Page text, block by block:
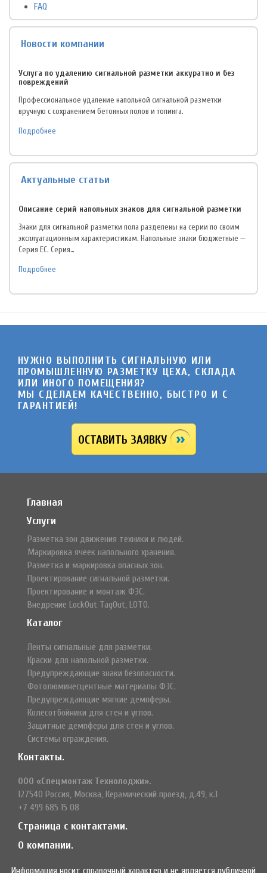
FAQ
Новости компании
Услуга по удалению сигнальной разметки аккуратно и без
повреждений
Профессиональное удаление напольной сигнальной разметки
вручную с сохранением бетонных полов и топинга.
Подробнее
Актуальные статьи
Описание серий напольных знаков для сигнальной разметки
Знаки для сигнальной разметки пола разделены на серии по своим
эксплуатационным характеристикам. Напольные знаки бюджетные —
Серия EC. Серия…
Подробнее
НУЖНО ВЫПОЛНИТЬ СИГНАЛЬНУЮ ИЛИ
ПРОМЫШЛЕННУЮ РАЗМЕТКУ ЦЕХА, СКЛАДА
ИЛИ ИНОГО ПОМЕЩЕНИЯ?
МЫ СДЕЛАЕМ КАЧЕСТВЕННО, БЫСТРО И C
ГАРАНТИЕЙ!
ОСТАВИТЬ ЗАЯВКУ
Главная
Услуги
Разметка зон движения техники и людей.
Маркировка ячеек напольного хранения.
Разметка и маркировка опасных зон.
Проектирование сигнальной разметки.
Проектирование и монтаж ФЭС.
Внедрение LockOut TagOut, LOTO.
Каталог
Ленты сигнальные для разметки.
Краски для напольной разметки.
Предупреждающие знаки безопасности.
Фотолюминесцентные материалы ФЭС.
Предупреждающие мягкие демпферы.
Колесотбойники для стен и углов.
Защитные демпферы для стен и углов.
Системы ограждения.
Контакты.
ООО «Спецмонтаж Технолоджи».
127540 Россия, Москва, Керамический проезд, д.49, к.1
+7 499 685 15 08
Страница с контактами.
О компании.
Информация носит справочный характер и не является публичной